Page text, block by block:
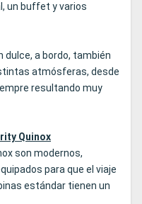
un buffet y varios
dulce, a bordo, también
atmósferas, desde
resultando muy
Quinox
son modernos,
para que el viaje
estándar tienen un